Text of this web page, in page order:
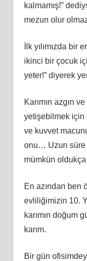
kalmamış!”
mezun olur
İlk yılımızda
ikinci bir çocuk
yeter!” diyerek
Karımın azgın
yetişebilmek için
ve kuvvet
onu… Uzun süre
mümkün oldukça
En azından ben
evliliğimizin 10.
karımın doğum
karım.
Bir gün